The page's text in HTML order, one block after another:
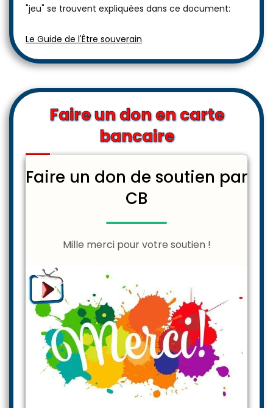
"jeu" se trouvent expliquées dans ce document:
Le Guide de l'Être souverain
Faire un don en carte
bancaire
Faire un don de soutien par
CB
Mille merci pour votre soutien !